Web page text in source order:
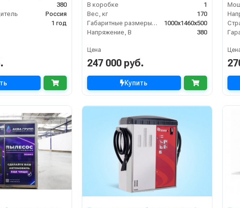
380
Россия
1 год
В коробке
1
Вес, кг
170
Габаритные размеры, мм
1000x1460x500
Напряжение, В
380
Цена
247 000 руб.
Купить